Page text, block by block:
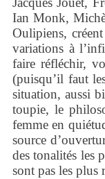
Ian Monk,
Oulipiens,
variations à
faire réfléchir,
(puisqu’il faut
situation, aussi
toupie, le
femme en
source
des tonalités les
sont pas les plus